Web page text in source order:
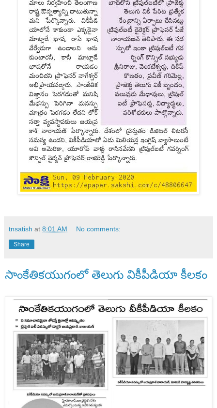
tnsatish at 8:01 AM No comments:
Share
సాంకేతికయుగంలో తెలుగు వికీపీడియా కీలకం